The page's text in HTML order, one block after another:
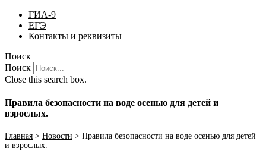
ГИА-9
ЕГЭ
Контакты и реквизиты
Поиск
Поиск
Close this search box.
Правила безопасности на воде осенью для детей и
взрослых.
Главная > Новости > Правила безопасности на воде осенью для детей
и взрослых.